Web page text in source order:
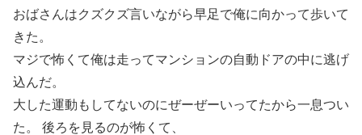
おばさんはクズクズ言いながら早足で俺に向かって歩いて
きた。
マジで怖くて俺は走ってマンションの自動ドアの中に逃げ
込んだ。
大した運動もしてないのにぜーぜーいってたから一息つい
た。 後ろを見るのが怖くて、